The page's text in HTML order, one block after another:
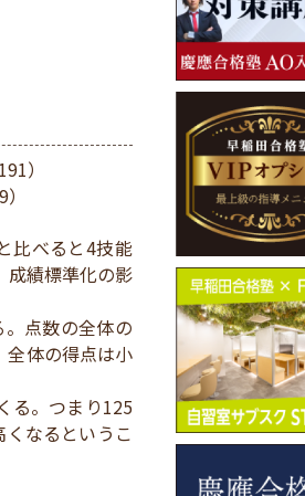
）
比べると4技能
成績標準化の影
点数の全体の
全体の得点は小
る。つまり125
なるというこ